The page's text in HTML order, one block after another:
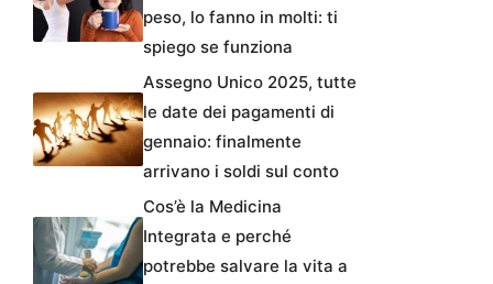
peso, lo fanno in molti: ti
spiego se funziona
Assegno Unico 2025, tutte
le date dei pagamenti di
gennaio: finalmente
arrivano i soldi sul conto
Cos’è la Medicina
Integrata e perché
potrebbe salvare la vita a